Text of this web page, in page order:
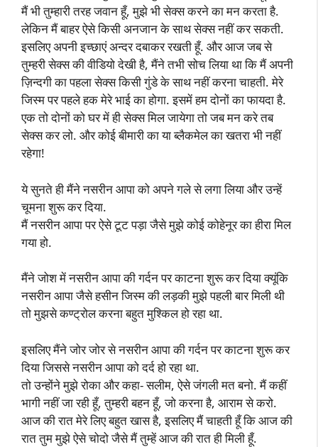
मैं भी तुम्हारी तरह जवान हूँ, मुझे भी सेक्स करने का मन करता है.
लेकिन मैं बाहर ऐसे किसी अनजान के साथ सेक्स नहीं कर सकती.
इसलिए अपनी इच्छाएं अन्दर दबाकर रखती हूँ. और आज जब से
तुम्हरी सेक्स की वीडियो देखी है, मैंने तभी सोच लिया था कि मैं अपनी
ज़िन्दगी का पहला सेक्स किसी गुंडे के साथ नहीं करना चाहती. मेरे
जिस्म पर पहले हक मेरे भाई का होगा. इसमें हम दोनों का फायदा है.
एक तो दोनों को घर में ही सेक्स मिल जायेगा तो जब मन करे तब
सेक्स कर लो. और कोई बीमारी का या ब्लैकमेल का खतरा भी नहीं
रहेगा!
ये सुनते ही मैंने नसरीन आपा को अपने गले से लगा लिया और उन्हें
चूमना शुरू कर दिया.
मैं नसरीन आपा पर ऐसे टूट पड़ा जैसे मुझे कोई कोहेनूर का हीरा मिल
गया हो.
मैंने जोश में नसरीन आपा की गर्दन पर काटना शुरू कर दिया क्यूंकि
नसरीन आपा जैसे हसीन जिस्म की लड़की मुझे पहली बार मिली थी
तो मुझसे कण्ट्रोल करना बहुत मुश्किल हो रहा था.
इसलिए मैंने जोर जोर से नसरीन आपा की गर्दन पर काटना शुरू कर
दिया जिससे नसरीन आपा को दर्द हो रहा था.
तो उन्होंने मुझे रोका और कहा- सलीम, ऐसे जंगली मत बनो. मैं कहीं
भागी नहीं जा रही हूँ, तुम्हरी बहन हूँ, जो करना है, आराम से करो.
आज की रात मेरे लिए बहुत खास है, इसलिए मैं चाहती हूँ कि आज की
रात तुम मुझे ऐसे चोदो जैसे मैं तुम्हें आज की रात ही मिली हूँ.